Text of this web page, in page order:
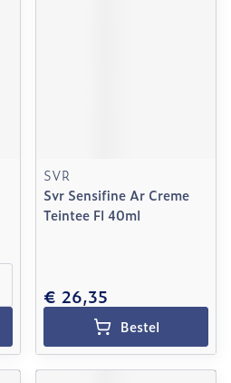
SVR
Svr Sensifine Ar Creme
Teintee Fl 40ml
€ 26,35
Bestel